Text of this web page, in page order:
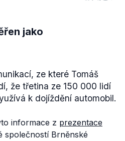
jako
ze které Tomáš
že třetina ze 150 000 lidí
k dojíždění automobil.
informace z prezentace
společností Brněnské